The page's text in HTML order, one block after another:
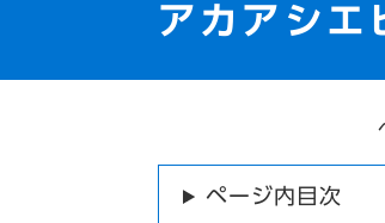
アカアシエ
ページ内目次